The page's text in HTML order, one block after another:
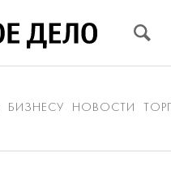
БИЗНЕСУ НОВОСТИ